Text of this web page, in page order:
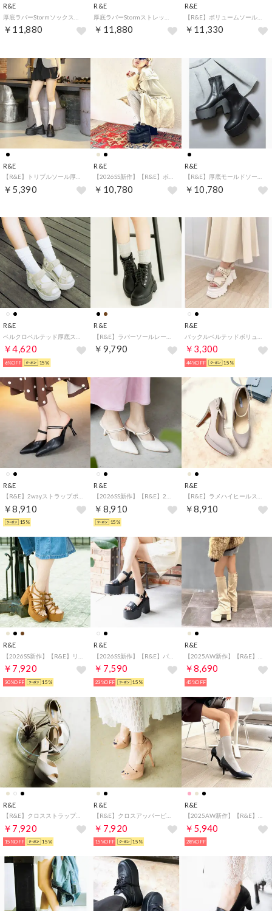
R&E
￥11,880
R&E
￥11,880
R&E
【R&E】ボリュームソールストレッチショートブーツ （キャメルスエード）
￥11,330
R&E
￥5,390
R&E
￥10,780
R&E
￥10,780
R&E
￥4,620
6%OFF 15%
R&E
￥9,790
R&E
￥3,300
44%OFF 15%
R&E
￥8,910
15%
R&E
￥8,910
15%
R&E
￥8,910
R&E
￥7,920
30%OFF 15%
R&E
￥7,590
23%OFF 15%
R&E
￥8,690
45%OFF
R&E
￥7,920
15%OFF 15%
R&E
￥7,920
15%OFF 15%
R&E
￥5,940
28%OFF